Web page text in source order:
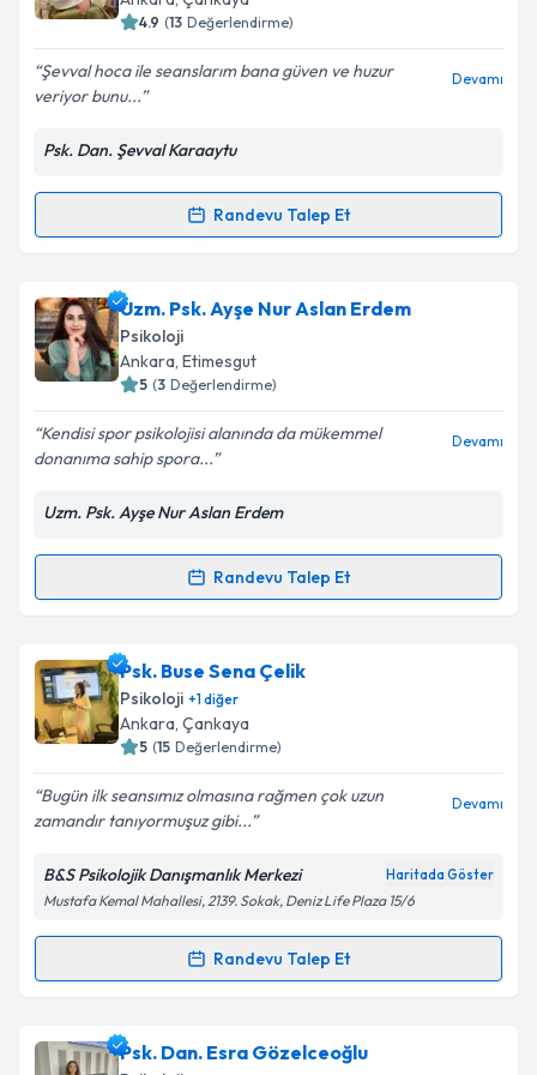
Kişisel verilerimin işlenmesine ilişkin
kapsamda işlenmesini kabul ediyorum.
4.9 (13 Değerlendirme)
Şevval hoca ile seanslarım bana güven ve huzur
veriyor bunu...
Devamı
Psk. Dan. Şevval Karaaytu
Randevu Talep Et
Randevu Takvimi Talebi
Psk. Dan. Şevval Karaaytuiçin randevu takvimi
talebi oluşturun. Size bu uzmandan randevu almanız
için bir takvim hazırlandığında e-posta ile
bilgilendireceğiz.
E-posta Adresiniz
'ni okudum ve kişisel verilerimin belirtilen
kapsamda işlenmesini kabul ediyorum.
Takvim Talebini Gönder
Uzm. Psk. Ayşe Nur Aslan Erdem
Psikoloji
Ankara, Etimesgut
5 (3 Değerlendirme)
Kendisi spor psikolojisi alanında da mükemmel
donanıma sahip spora...
Devamı
Uzm. Psk. Ayşe Nur Aslan Erdem
Randevu Talep Et
Randevu Takvimi Talebi
Uzm. Psk. Ayşe Nur Aslan Erdem
takvimi talebi oluşturun. Size bu uzmandan randevu
almanız için bir takvim hazırlandığında e-posta ile
bilgilendireceğiz.
E-posta Adresiniz
Kişisel verilerimin işlenmesine ilişkinAydınlatma
Metni'ni okudum ve kişisel verilerimin belirtilen
kapsamda işlenmesini kabul ediyorum.
Psk. Buse Sena Çelik
Psikoloji +1diğer
Ankara, Çankaya
5 (15 Değerlendirme)
Bugün ilk seansımız olmasına rağmen çok uzun
zamandır tanıyormuşuz gibi...
Devamı
B&S Psikolojik Danışmanlık Merkezi Haritada Göster
Mustafa Kemal Mahallesi, 2139. Sokak, Deniz Life Plaza 15/6
Randevu Talep Et
Randevu Takvimi Talebi
Psk. Buse Sena Çelik için randevu takvimi talebi
Psk. Dan. Esra Gözelceoğlu